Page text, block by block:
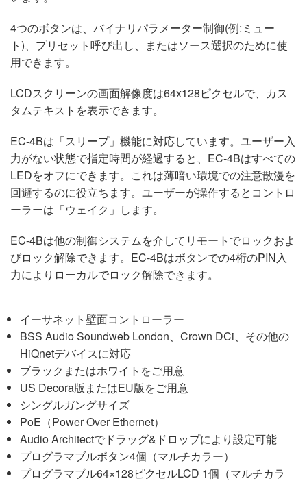
4つのボタンは、バイナリパラメーター制御(例:ミュー
ト)、プリセット呼び出し、またはソース選択のために使
用できます。
LCDスクリーンの画面解像度は64x128ピクセルで、カス
タムテキストを表示できます。
EC-4Bは「スリープ」機能に対応しています。ユーザー入
力がない状態で指定時間が経過すると、EC-4Bはすべての
LEDをオフにできます。これは薄暗い環境での注意散漫を
回避するのに役立ちます。ユーザーが操作するとコントロ
ーラーは「ウェイク」します。
EC-4Bは他の制御システムを介してリモートでロックおよ
びロック解除できます。EC-4Bはボタンでの4桁のPIN入
力によりローカルでロック解除できます。
イーサネット壁面コントローラー
BSS Audio Soundweb London、Crown DCi、その他の
HiQnetデバイスに対応
ブラックまたはホワイトをご用意
US Decora版またはEU版をご用意
シングルガングサイズ
PoE（Power Over Ethernet）
Audio Architectでドラッグ&ドロップにより設定可能
プログラマブルボタン4個（マルチカラー）
プログラマブル64×128ピクセルLCD 1個（マルチカラ